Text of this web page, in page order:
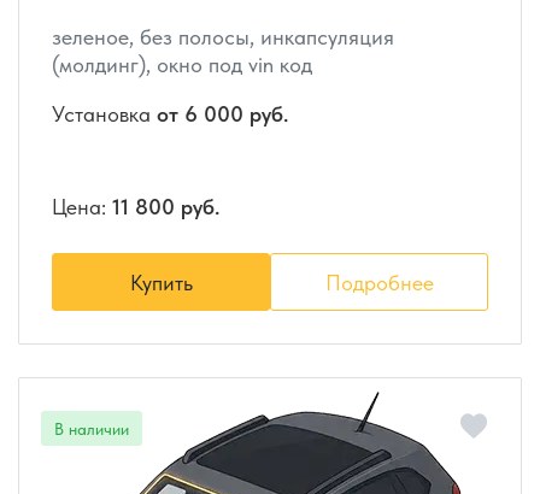
зеленое, без полосы, инкапсуляция
(молдинг), окно под vin код
Установка от 6 000 руб.
Цена: 11 800 руб.
Купить Подробнее